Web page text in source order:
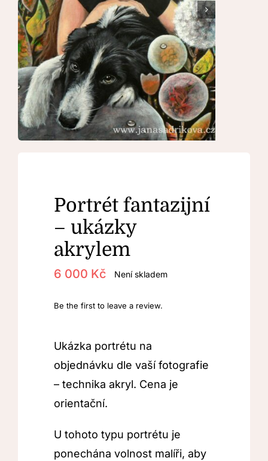
Kontakt
Portrét fantazijní
– ukázky
akrylem
6 000 Kč Není skladem
Be the first to leave a review.
Ukázka portrétu na
objednávku dle vaší fotografie
– technika akryl. Cena je
orientační.
U tohoto typu portrétu je
ponechána volnost malíři, aby